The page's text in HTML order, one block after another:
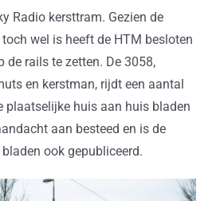
Radio kersttram. Gezien de
wel is heeft de HTM besloten
de rails te zetten. De 3058,
en kerstman, rijdt een aantal
plaatselijke huis aan huis bladen
aan besteed en is de
ook gepubliceerd.